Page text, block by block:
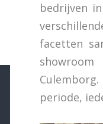
bedrijven
facetten
periode,